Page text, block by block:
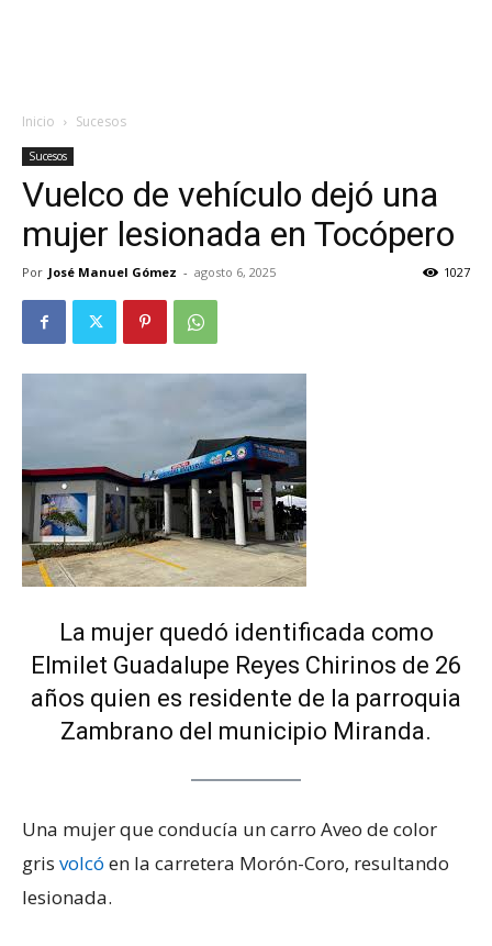
Inicio Sucesos
Sucesos
Vuelco de vehículo dejó una
mujer lesionada en Tocópero
Por José Manuel Gómez - agosto 6, 2025 1027
La mujer quedó identificada como
Elmilet Guadalupe Reyes Chirinos de 26
años quien es residente de la parroquia
Zambrano del municipio Miranda.
Una mujer que conducía un carro Aveo de color
gris volcó en la carretera Morón-Coro, resultando
lesionada.